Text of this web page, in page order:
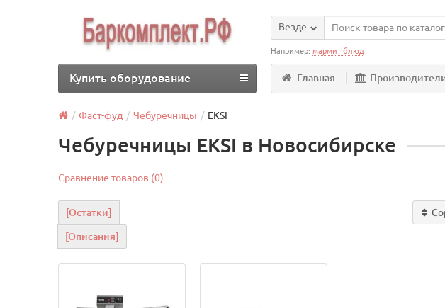
Везде
Например:мармит блюд
Главная
Купить оборудование
Фаст-фуд Чебуречницы EKSI
Чебуречницы EKSI в Новосибирске
Сравнение товаров (0)
[Остатки]
[Описания]